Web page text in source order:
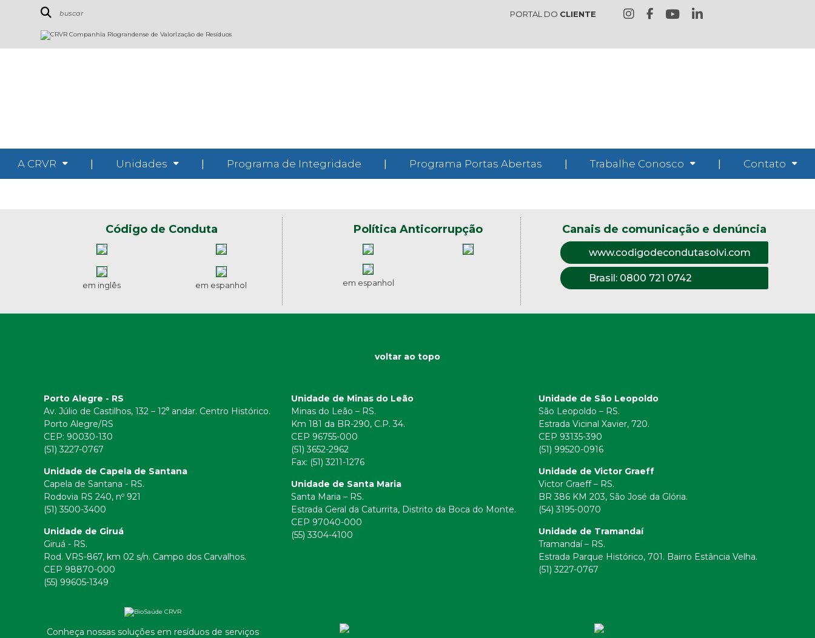
PORTAL DO CLIENTE
A CRVR Unidades Programa de Integridade Programa Portas Abertas Trabalhe Conosco Contato
Código de Conduta
em inglês em espanhol
Política Anticorrupção
em espanhol
Canais de comunicação e denúncia
www.codigodecondutasolvi.com
Brasil: 0800 721 0742
voltar ao topo
Porto Alegre - RS
Av. Júlio de Castilhos, 132 – 12⁰ andar. Centro Histórico.
Porto Alegre/RS
CEP: 90030-130
(51) 3227-0767
Unidade de Capela de Santana
Capela de Santana - RS.
Rodovia RS 240, nº 921
(51) 3500-3400
Unidade de Giruá
Giruá - RS.
Rod. VRS-867, km 02 s/n. Campo dos Carvalhos.
CEP 98870-000
(55) 99605-1349
Unidade de Minas do Leão
Minas do Leão – RS.
Km 181 da BR-290, C.P. 34.
CEP 96755-000
(51) 3652-2962
Fax: (51) 3211-1276
Unidade de Santa Maria
Santa Maria – RS.
Estrada Geral da Caturrita, Distrito da Boca do Monte.
CEP 97040-000
(55) 3304-4100
Unidade de São Leopoldo
São Leopoldo – RS.
Estrada Vicinal Xavier, 720.
CEP 93135-390
(51) 99520-0916
Unidade de Victor Graeff
Victor Graeff – RS.
BR 386 KM 203, São José da Glória.
(54) 3195-0070
Unidade de Tramandaí
Tramandaí – RS.
Estrada Parque Histórico, 701. Bairro Estância Velha.
(51) 3227-0767
Conheça nossas soluções em resíduos de serviços